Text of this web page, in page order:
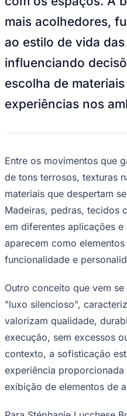
Goiás
ao estilo de vida
influenciando
escolha de
experiências nos
Entre os movimentos que
materiais que despertam
Madeiras, pedras, tecidos
em diferentes aplicações
aparecem como
funcionalidade e
Outro conceito que vem se
valorizam qualidade,
execução, sem excessos
contexto, a sofisticação
experiência proporcionada
exibição de elementos de
Para Stéphanie Lucchese